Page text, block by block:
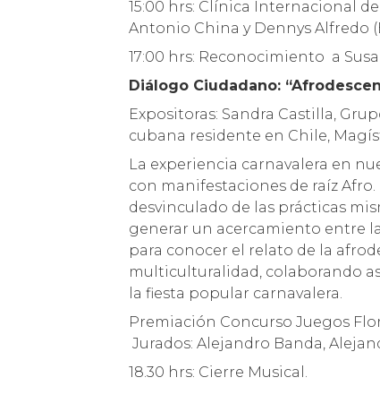
15:00 hrs: Clínica Internacional
Antonio China y Dennys Alfredo
17:00 hrs: Reconocimiento a
Diálogo Ciudadano:
Expositoras: Sandra Castilla,
cubana residente en Chile,
La experiencia carnavalera en
con manifestaciones de raíz
desvinculado de las prácticas
generar un acercamiento entre
para conocer el relato de la
multiculturalidad, colaborando
la fiesta popular carnavalera.
Premiación Concurso Juegos
Jurados: Alejandro Banda,
18.30 hrs: Cierre Musical.